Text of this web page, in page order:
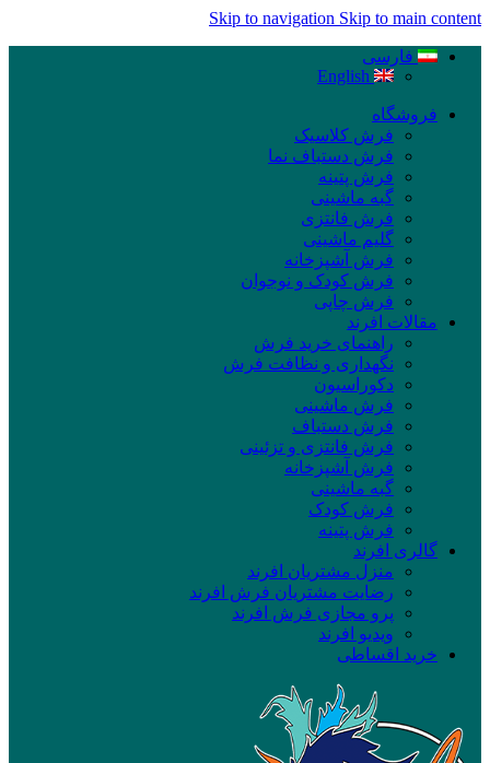
Skip to navigation Skip to main content
فارسی
English
فروشگاه
فرش کلاسیک
فرش دستباف نما
فرش پتینه
گبه ماشینی
فرش فانتزی
گلیم ماشینی
فرش آشپزخانه
فرش کودک و نوجوان
فرش چاپی
مقالات افرند
راهنمای خرید فرش
نگهداری و نظافت فرش
دکوراسیون
فرش ماشینی
فرش دستباف
فرش فانتزی و تزئینی
فرش آشپزخانه
گبه ماشینی
فرش کودک
فرش پتینه
گالری افرند
منزل مشتریان افرند
رضایت مشتریان فرش افرند
پرو مجازی فرش افرند
ویدیو افرند
خرید اقساطی